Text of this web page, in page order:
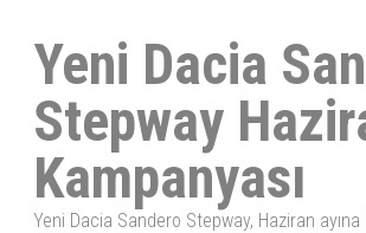
Yeni Dacia
Stepway
Kampanyası
Yeni Dacia Sandero Stepway, Haziran ayına